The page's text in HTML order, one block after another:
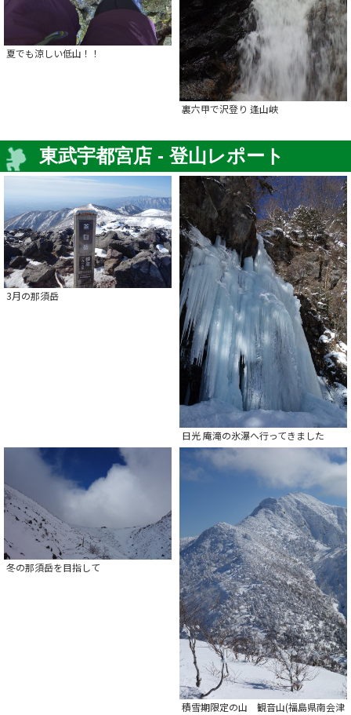
夏でも涼しい低山！！
裏六甲で沢登り 逢山峡
東武宇都宮店 - 登山レポート
3月の那須岳
日光 庵滝の氷瀑へ行ってきました
冬の那須岳を目指して
積雪期限定の山 観音山(福島県南会津